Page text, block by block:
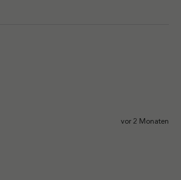
vor 2 Monaten